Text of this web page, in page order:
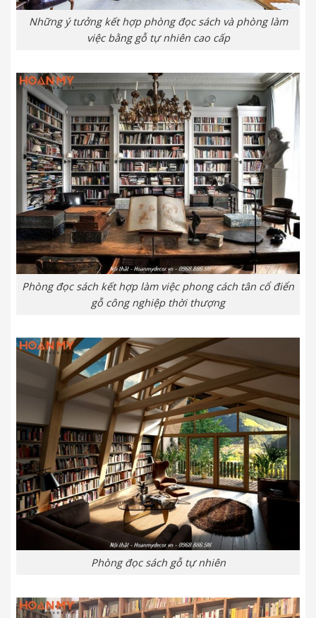
Những ý tưởng kết hợp phòng đọc sách và phòng làm
việc bằng gỗ tự nhiên cao cấp
Phòng đọc sách kết hợp làm việc phong cách tân cổ điển
gỗ công nghiệp thời thượng
Phòng đọc sách gỗ tự nhiên